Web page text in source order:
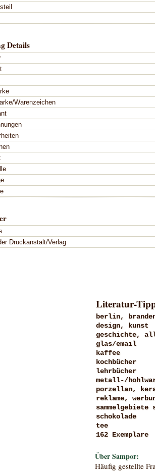
Details
Warenzeichen
Druckanstalt/Verlag
Literatur-
berlin,
design, kunst
geschichte,
glas/email
kaffee
kochbücher
lehrbücher
metall-/
porzellan,
reklame,
sammelgebiete
schokolade
tee
162 Exemplare
Über Sampor:
Häufig gestellte